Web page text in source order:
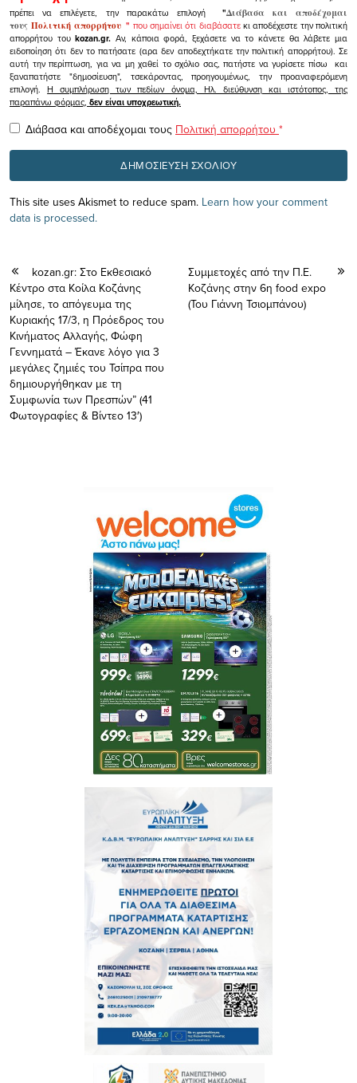
πρέπει να επιλέγετε, την παρακάτω επιλογή
"Διάβασα και αποδέχομαι
τουςΠολιτική απορρήτου" που σημαίνει ότι διαβάσατεκι αποδέχεστε την πολιτική
απορρήτου τουkozan.gr. Αν, κάποια φορά, ξεχάσετε να το κάνετε θα λάβετε μια
ειδοποίηση ότι δεν το πατήσατε (αρα δεν αποδεχτήκατε την πολιτική απορρήτου). Σε
αυτή την περίπτωση, για να μη χαθεί το σχόλιο σας, πατήστε να γυρίσετε πίσω και
ξαναπατήστε "δημοσίευση", τσεκάροντας, προηγουμένως, την προαναφερόμενη
επιλογή.Η συμπλήρωση των πεδίων όνομα, Ηλ. διεύθυνση και ιστότοπος, της
παραπάνω φόρμας, δεν είναι υποχρεωτική.
Διάβασα και αποδέχομαι τους Πολιτική απορρήτου *
This site uses Akismet to reduce spam. Learn how your comment
data is processed.
kozan.gr: Στο Εκθεσιακό
Κέντρο στα Κοίλα Κοζάνης
μίλησε, το απόγευμα της
Κυριακής 17/3, η Πρόεδρος του
Κινήματος Αλλαγής, Φώφη
Γεννηματά – Έκανε λόγο για 3
μεγάλες ζημιές του Τσίπρα που
δημιουργήθηκαν με τη
Συμφωνία των Πρεσπών” (41
Φωτογραφίες & Βίντεο 13′)
Συμμετοχές από την Π.Ε.
Κοζάνης στην 6η food expo
(Του Γιάννη Τσιομπάνου)